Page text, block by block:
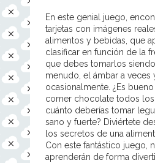
En este genial juego,
tarjetas con imágenes
alimentos y bebidas, que
clasificar en función de la
que debes tomarlos
menudo, el ámbar a veces
ocasionalmente. ¿Es
comer chocolate todos los
cuánto deberías tomar
sano y fuerte? Diviértete
los secretos de una
Con este fantástico juego,
aprenderán de forma